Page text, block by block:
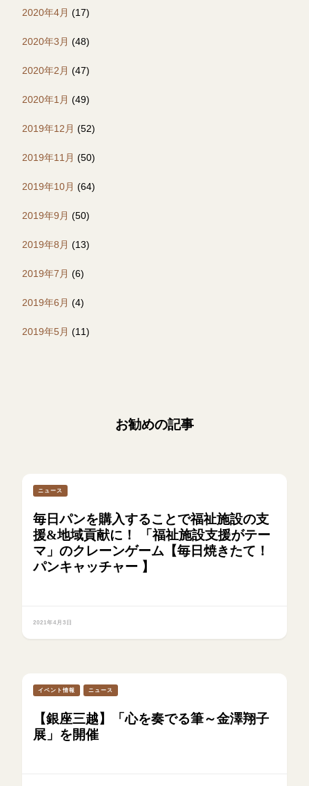
2020年4月 (17)
2020年3月 (48)
2020年2月 (47)
2020年1月 (49)
2019年12月 (52)
2019年11月 (50)
2019年10月 (64)
2019年9月 (50)
2019年8月 (13)
2019年7月 (6)
2019年6月 (4)
2019年5月 (11)
お勧めの記事
ニュース
毎日パンを購入することで福祉施設の支
援&地域貢献に！ 「福祉施設支援がテー
マ」のクレーンゲーム【毎日焼きたて！
パンキャッチャー 】
2021年4月3日
イベント情報 ニュース
【銀座三越】「心を奏でる筆～金澤翔子
展」を開催